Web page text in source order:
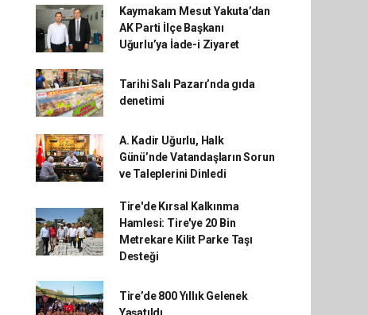
Kaymakam Mesut Yakuta’dan
AK Parti İlçe Başkanı
Uğurlu’ya İade-i Ziyaret
Tarihi Salı Pazarı’nda gıda
denetimi
A. Kadir Uğurlu, Halk
Günü’nde Vatandaşların Sorun
ve Taleplerini Dinledi
Tire'de Kırsal Kalkınma
Hamlesi: Tire'ye 20 Bin
Metrekare Kilit Parke Taşı
Desteği
Tire’de 800 Yıllık Gelenek